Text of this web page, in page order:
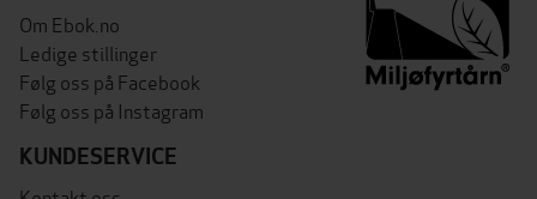
Om Ebok.no
Ledige stillinger
Følg oss på Facebook
Følg oss på Instagram
KUNDESERVICE